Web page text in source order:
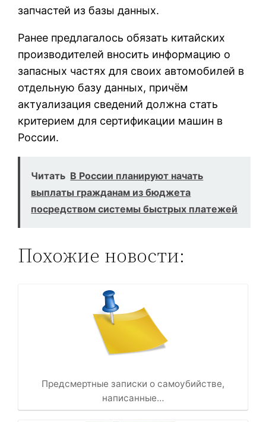
запчастей из базы данных.
Ранее предлагалось обязать китайских
производителей вносить информацию о
запасных частях для своих автомобилей в
отдельную базу данных, причём
актуализация сведений должна стать
критерием для сертификации машин в
России.
Читать В России планируют начать
выплаты гражданам из бюджета
посредством системы быстрых платежей
Похожие новости:
Предсмертные записки о самоубийстве,
написанные…